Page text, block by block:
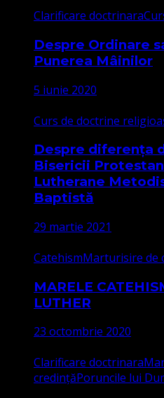
Clarificare doctrinara
Despre Ordinare
Punerea Mâinilor
5 iunie 2020
Curs de doctrine
Despre diferența
Bisericii
Lutherane
Baptistă
29 martie 2021
CatehismMarturisire de
MARELE
LUTHER
23 octombrie 2020
Clarificare doctrinara
credințăPoruncile lui